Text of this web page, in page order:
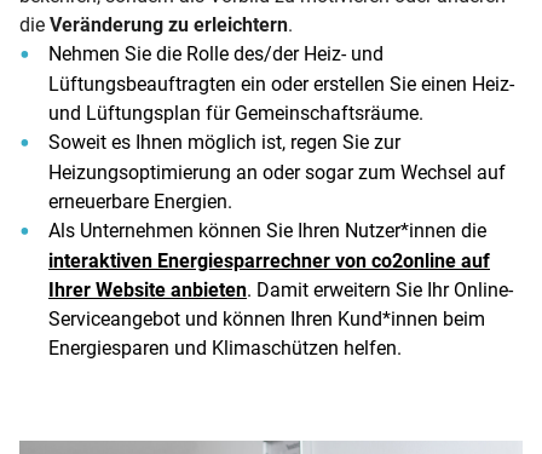
die Veränderung zu erleichtern.
Nehmen Sie die Rolle des/der Heiz- und
Lüftungsbeauftragten ein oder erstellen Sie einen Heiz-
und Lüftungsplan für Gemeinschaftsräume.
Soweit es Ihnen möglich ist, regen Sie zur
Heizungsoptimierung an oder sogar zum Wechsel auf
erneuerbare Energien.
Als Unternehmen können Sie Ihren Nutzer*innen die
interaktiven Energiesparrechner von co2online auf
Ihrer Website anbieten. Damit erweitern Sie Ihr Online-
Serviceangebot und können Ihren Kund*innen beim
Energiesparen und Klimaschützen helfen.